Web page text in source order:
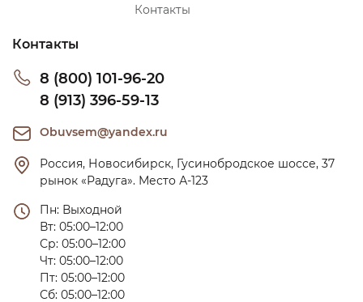
Контакты
Контакты
8 (800) 101-96-20
8 (913) 396-59-13
Obuvsem@yandex.ru
Россия, Новосибирск, Гусинобродское шоссе, 37
рынок «Радуга». Место А-123
Пн: Выходной
Вт: 05:00–12:00
Ср: 05:00–12:00
Чт: 05:00–12:00
Пт: 05:00–12:00
Сб: 05:00–12:00